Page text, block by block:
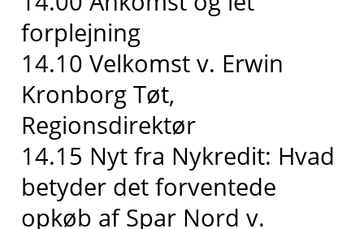
forplejning
14.10 Velkomst v. Erwin
Kronborg Tøt,
Regionsdirektør
14.15 Nyt fra Nykredit: Hvad
betyder det forventede
opkøb af Spar Nord v.